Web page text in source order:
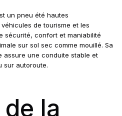
un pneu été hautes
de tourisme et les
sécurité, confort et maniabilité
sur sol sec comme mouillé. Sa
assure une conduite stable et
sur autoroute.
la